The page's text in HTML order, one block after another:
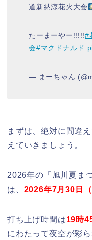
道新納涼花火大会
たーまーやー!!!!!#
会#マクドナルド
— まーちゃん
まずは、絶対に間違
えていきましょう。
2026年の「旭川夏ま
は、 2026年7月30日（
打ち上げ時間は19時
にわたって夜空が彩ら